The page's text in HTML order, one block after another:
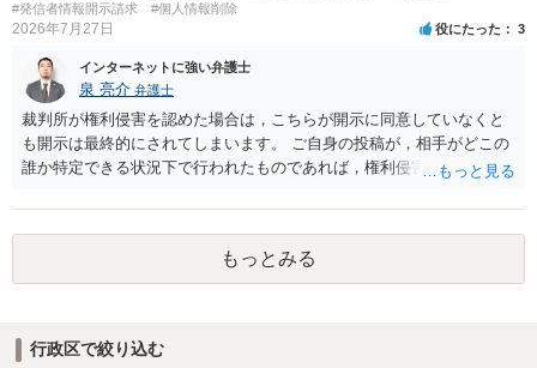
直接弁護士にご相談になることをお勧めいたします。
#発信者情報開示請求
#個人情報削除
2026年7月27日 役にたった 3
インターネットに強い弁護士
泉 亮介 弁護士
裁判所が権利侵害を認めた場合は，こちらが開示に同意していなくと
も開示は最終的にされてしまいます。 ご自身の投稿が，相手がどこの
誰か特定できる状況下で行われたものであれば，権利侵害性が認めら
いても，アカウントを特定したうえで，ネットストーカーとして晒し
たのであれば，かかる行為に権利侵害性が認められる可能性はあるで
もっとみる
行政区で絞り込む